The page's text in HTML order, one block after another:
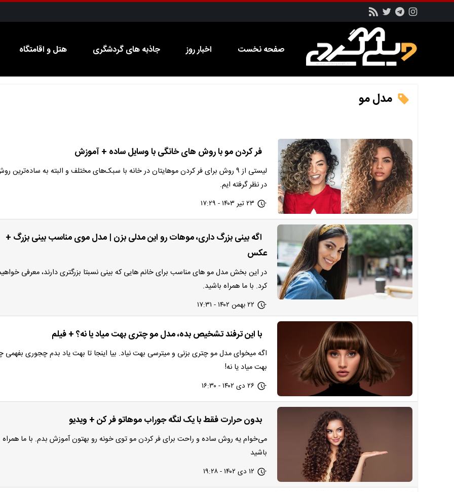
صفحه نخست اخبار روز جاذبه های گردشگری هتل و اقامتگاه
مدل مو
فر کردن مو با روش های خانگی با وسایل ساده + آموزش
لیستی از ۹ روش برای فر کردن موهایتان در خانه با سبک‌های مختلف و البته به ساده‌ترین
در نظر گرفته ایم.
۲۳ تیر ۱۴۰۳ - ۱۷:۲۹
اگه بینی بزرگ داری، موهات رو این مدلی بزن | مدل موی مناسب بینی بزرگ +
عکس
در این بخش مدل مو های مناسب برای خانم هایی که بینی نسبتا بزرگتری دارند، معرفی
کرد. با ما همراه باشید.
۲۲ بهمن ۱۴۰۲ - ۱۷:۳۱
با این ترفند تشخیص بده، مدل مو چتری بهت میاد یا نه؟ + فیلم
اگه میخوای مدل مو چتری بزنی و میترسی بهت نیاد. بیا اینجا تا بهت یاد بدم چجوری بفهمی
بهت میاد یا نه!
۲۶ دی ۱۴۰۲ - ۱۶:۳۰
بدون حرارت فقط با یک لنگه جوراب موهاتو فر کن + ویدیو
می‌خوام یه روش ساده و راحت برای فر کردن مو توی خونه رو بهتون آموزش بدم. با ما همراه
باشید
۱۲ دی ۱۴۰۲ - ۱۹:۲۸